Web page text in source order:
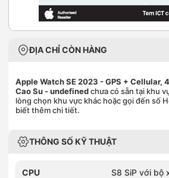
ĐỊA CHỈ CÒN HÀNG
Apple Watch SE 2023 - GPS + Cellular,
Cao Su - undefinedchưa có sẵn tại khu
lòng chọn khu vực khác hoặc gọi đến số
biết thêm chi tiết.
THÔNG SỐ KỸ THUẬT
CPU S8 SiP với bộ